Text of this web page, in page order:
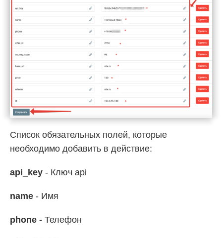
Список обязательных полей, которые
необходимо добавить в действие:
api_key - Ключ api
name - Имя
phone - Телефон